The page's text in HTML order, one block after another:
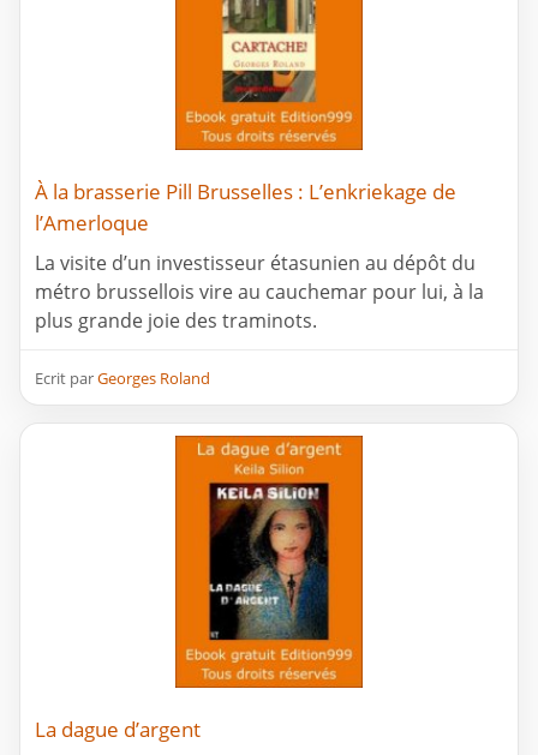
À la brasserie Pill Brusselles : L’enkriekage de
l’Amerloque
La visite d’un investisseur étasunien au dépôt du
métro brussellois vire au cauchemar pour lui, à la
plus grande joie des traminots.
Ecrit parGeorges Roland
La dague d’argent